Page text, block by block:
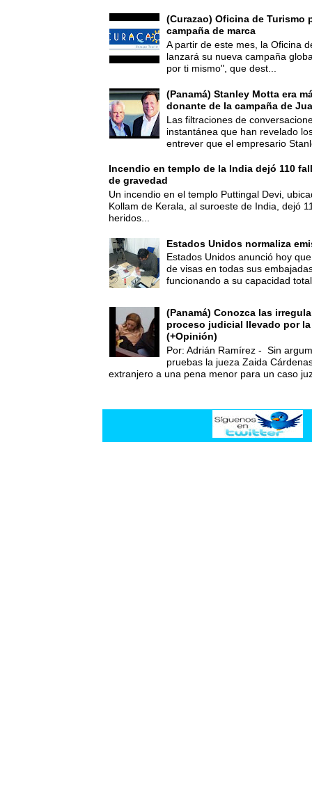
(Curazao) Oficina de Turismo
campaña de marca
A partir de este mes, la Oficina
lanzará su nueva campaña
por ti mismo", que dest...
(Panamá) Stanley Motta era
donante de la campaña de
Las filtraciones de
instantánea que han revelado
entrever que el empresario
Incendio en templo de la India dejó 110
de gravedad
Un incendio en el templo Puttingal Devi,
Kollam de Kerala, al suroeste de India, dejó
heridos...
Estados Unidos normaliza
Estados Unidos anunció hoy
de visas en todas sus
funcionando a su capacidad
(Panamá) Conozca las
proceso judicial llevado por
(+Opinión)
Por: Adrián Ramírez - Sin
pruebas la jueza Zaida
extranjero a una pena menor para un caso